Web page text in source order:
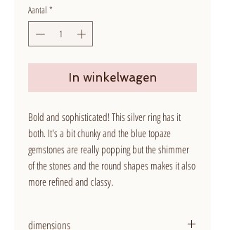
Aantal *
In winkelwagen
Bold and sophisticated! This silver ring has it
both. It's a bit chunky and the blue topaze
gemstones are really popping but the shimmer
of the stones and the round shapes makes it also
more refined and classy.
dimensions